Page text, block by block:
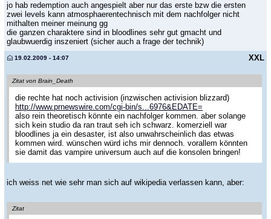
jo hab redemption auch angespielt aber nur das erste bzw die ersten
zwei levels kann atmosphaerentechnisch mit dem nachfolger nicht
mithalten meiner meinung gg
die ganzen charaktere sind in bloodlines sehr gut gmacht und
glaubwuerdig inszeniert (sicher auch a frage der technik)
XXL
19.02.2009 - 14:07
Zitat von Brain_Death
die rechte hat noch activision (inzwischen activision blizzard)
http://www.prnewswire.com/cgi-bin/s...6976&EDATE=
also rein theoretisch könnte ein nachfolger kommen. aber solange
sich kein studio da ran traut seh ich schwarz. komerziell war
bloodlines ja ein desaster, ist also unwahrscheinlich das etwas
kommen wird. wünschen würd ichs mir dennoch. vorallem könnten
sie damit das vampire universum auch auf die konsolen bringen!
ich weiss net wie sehr man sich auf wikipedia verlassen kann, aber:
Zitat